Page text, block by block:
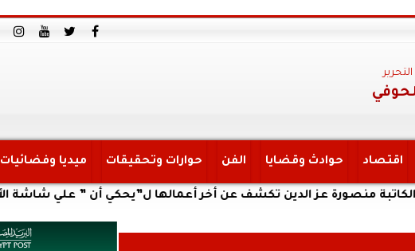
اقتصاد حوادث وقضايا الفن حوارات وتحقيقات ميديا وفضائيات
عز الدين تكشف عن أخر أعمالها ل”يحكي أن ” علي شاشة الأولي